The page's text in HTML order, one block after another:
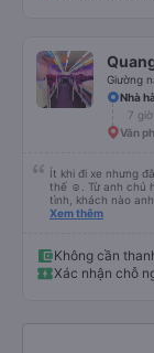
Giường
Nhà
7
Văn
Ít khi đi xe nhưng
thế ☺️. Từ anh chủ hãng xe đến
tình, khách nào
mọi người. Hôm
vẻ nhất có thể. Mình nghĩ hãng xe có thể có thêm phụ xe ở tất cả các xe
cho lái xe đỡ mệt,
lớp phụ đạo dạy
Xem thêm
Không cần
Xác nhận chỗ